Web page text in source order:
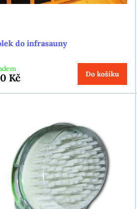
do infrasauny
Kč Do košíku